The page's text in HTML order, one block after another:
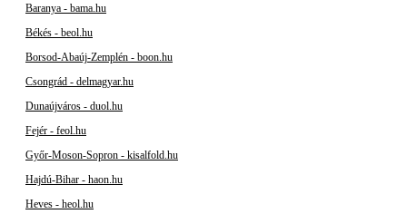
Baranya - bama.hu
Békés - beol.hu
Borsod-Abaúj-Zemplén - boon.hu
Csongrád - delmagyar.hu
Dunaújváros - duol.hu
Fejér - feol.hu
Győr-Moson-Sopron - kisalfold.hu
Hajdú-Bihar - haon.hu
Heves - heol.hu